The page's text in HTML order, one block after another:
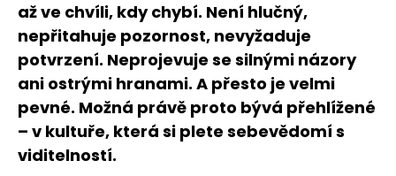
až ve chvíli, kdy chybí. Není hlučný,
nepřitahuje pozornost, nevyžaduje
potvrzení. Neprojevuje se silnými názory
ani ostrými hranami. A přesto je velmi
pevné. Možná právě proto bývá přehlížené
– v kultuře, která si plete sebevědomí s
viditelností.